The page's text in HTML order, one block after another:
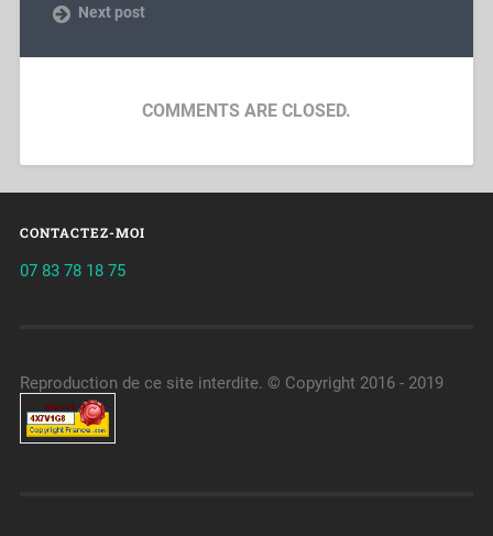
Next post
COMMENTS ARE CLOSED.
CONTACTEZ-MOI
07 83 78 18 75
Reproduction de ce site interdite. © Copyright 2016 - 2019